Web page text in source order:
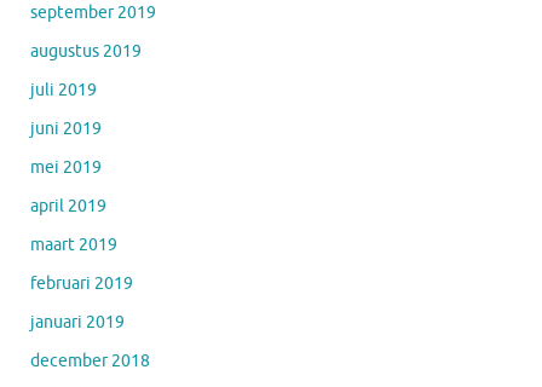
september 2019
augustus 2019
juli 2019
juni 2019
mei 2019
april 2019
maart 2019
februari 2019
januari 2019
december 2018